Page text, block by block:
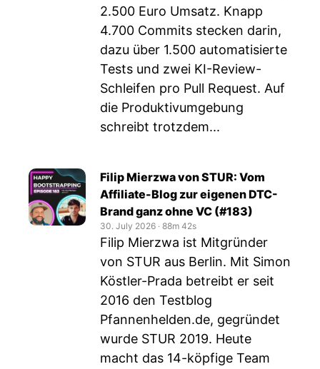
2.500 Euro Umsatz. Knapp
4.700 Commits stecken darin,
dazu über 1.500 automatisierte
Tests und zwei KI-Review-
Schleifen pro Pull Request. Auf
die Produktivumgebung
schreibt trotzdem...
Filip Mierzwa von STUR: Vom
Affiliate-Blog zur eigenen DTC-
Brand ganz ohne VC (#183)
30. July 2026 ‧ 88m 42s
Filip Mierzwa ist Mitgründer
von STUR aus Berlin. Mit Simon
Köstler-Prada betreibt er seit
2016 den Testblog
Pfannenhelden.de, gegründet
wurde STUR 2019. Heute
macht das 14-köpfige Team